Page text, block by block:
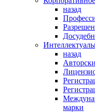
назад
назад
марки